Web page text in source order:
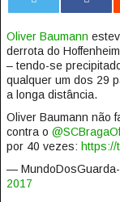
Oliver Baumann
derrota do
– tendo-se
qualquer um dos 29
a longa distância.
Oliver Baumann não
contra o
por 40 vezes: https://
—
2017